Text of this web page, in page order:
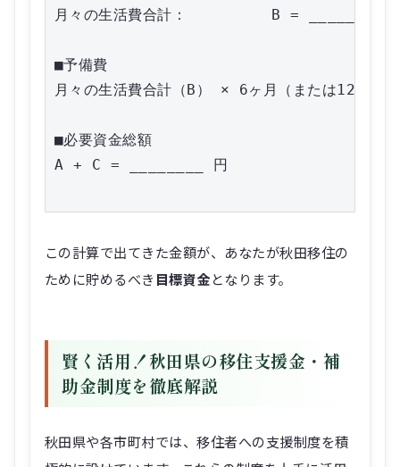
月々の生活費合計：         B = _______ 円
■予備費
月々の生活費合計（B） × 6ヶ月（または12ヶ
■必要資金総額
A + C = ________ 円
この計算で出てきた金額が、あなたが秋田移住の
ために貯めるべき 目標資金となります。
賢く活用！秋田県の移住支援金・補
助金制度を徹底解説
秋田県や各市町村では、移住者への支援制度を積